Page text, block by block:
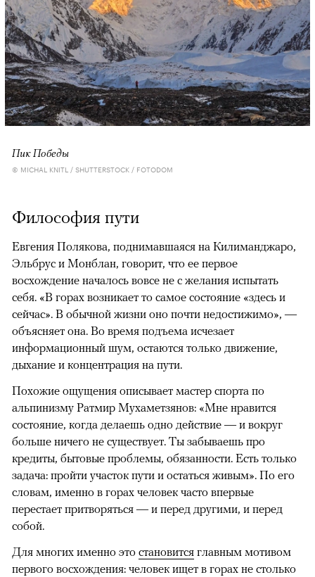
Пик Победы
© MICHAL KNITL / SHUTTERSTOCK / FOTODOM
Философия пути
Евгения Полякова, поднимавшаяся на Килиманджаро,
Эльбрус и Монблан, говорит, что ее первое
восхождение началось вовсе не с желания испытать
себя. «В горах возникает то самое состояние «здесь и
сейчас». В обычной жизни оно почти недостижимо», —
объясняет она. Во время подъема исчезает
информационный шум, остаются только движение,
дыхание и концентрация на пути.
Похожие ощущения описывает мастер спорта по
альпинизму Ратмир Мухаметзянов: «Мне нравится
состояние, когда делаешь одно действие — и вокруг
больше ничего не существует. Ты забываешь про
кредиты, бытовые проблемы, обязанности. Есть только
задача: пройти участок пути и остаться живым». По его
словам, именно в горах человек часто впервые
перестает притворяться — и перед другими, и перед
собой.
Для многих именно это становится главным мотивом
первого восхождения: человек ищет в горах не столько